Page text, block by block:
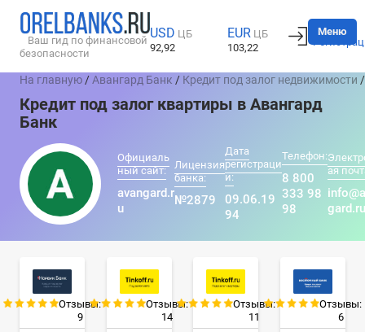
Ваш гид по финансовой
безопасности
USD ЦБ
92,92
EUR ЦБ
103,22
Вход
Меню
На главную /Авангард Банк / Кредит под залог недвижимости
Кредит под залог квартиры в Авангард
Банк
Официаль
ный сайт:
avangard.r
u
Лицензия
банка:
№2879
Дата
регистраци
и:
09.06.19
94
Телефон:
8 800
333 98
98
ая
gard.ru
Отзывы:
9
Отзывы:
14
Отзывы:
11
Отзывы:
6